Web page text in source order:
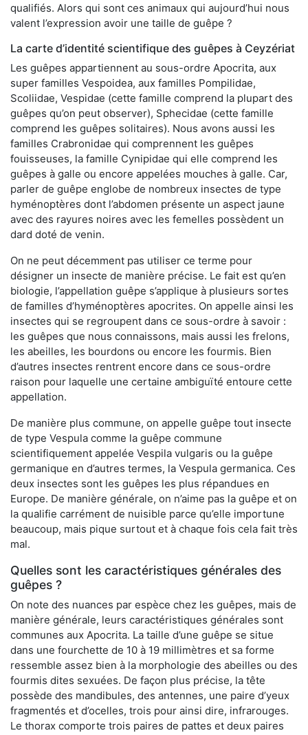
qualifiés. Alors qui sont ces animaux qui aujourd’hui nous
valent l’expression avoir une taille de guêpe ?
La carte d’identité scientifique des guêpes à Ceyzériat
Les guêpes appartiennent au sous-ordre Apocrita, aux
super familles Vespoidea, aux familles Pompilidae,
Scoliidae, Vespidae (cette famille comprend la plupart des
guêpes qu’on peut observer), Sphecidae (cette famille
comprend les guêpes solitaires). Nous avons aussi les
familles Crabronidae qui comprennent les guêpes
fouisseuses, la famille Cynipidae qui elle comprend les
guêpes à galle ou encore appelées mouches à galle. Car,
parler de guêpe englobe de nombreux insectes de type
hyménoptères dont l’abdomen présente un aspect jaune
avec des rayures noires avec les femelles possèdent un
dard doté de venin.
On ne peut décemment pas utiliser ce terme pour
désigner un insecte de manière précise. Le fait est qu’en
biologie, l’appellation guêpe s’applique à plusieurs sortes
de familles d’hyménoptères apocrites. On appelle ainsi les
insectes qui se regroupent dans ce sous-ordre à savoir :
les guêpes que nous connaissons, mais aussi les frelons,
les abeilles, les bourdons ou encore les fourmis. Bien
d’autres insectes rentrent encore dans ce sous-ordre
raison pour laquelle une certaine ambiguïté entoure cette
appellation.
De manière plus commune, on appelle guêpe tout insecte
de type Vespula comme la guêpe commune
scientifiquement appelée Vespila vulgaris ou la guêpe
germanique en d’autres termes, la Vespula germanica. Ces
deux insectes sont les guêpes les plus répandues en
Europe. De manière générale, on n’aime pas la guêpe et on
la qualifie carrément de nuisible parce qu’elle importune
beaucoup, mais pique surtout et à chaque fois cela fait très
mal.
Quelles sont les caractéristiques générales des
guêpes ?
On note des nuances par espèce chez les guêpes, mais de
manière générale, leurs caractéristiques générales sont
communes aux Apocrita. La taille d’une guêpe se situe
dans une fourchette de 10 à 19 millimètres et sa forme
ressemble assez bien à la morphologie des abeilles ou des
fourmis dites sexuées. De façon plus précise, la tête
possède des mandibules, des antennes, une paire d’yeux
fragmentés et d’ocelles, trois pour ainsi dire, infrarouges.
Le thorax comporte trois paires de pattes et deux paires